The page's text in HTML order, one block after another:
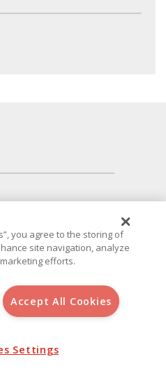
, S.L.U.(B-64405731) c/ San Norberto
Política de Cookies
you agree to the storing of
site navigation, analyze
efforts.
Accept All Cookies
Settings